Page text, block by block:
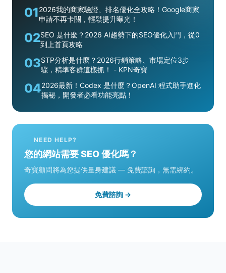
012026我的商家驗證、排名優化全攻略！Google商家
申請不再卡關，輕鬆提升曝光！
02SEO 是什麼？2026 AI趨勢下的SEO優化入門，從0
到上首頁攻略
03STP分析是什麼？2026行銷策略、市場定位3步
驟，精準客群這樣抓！ - KPN奇寶
042026最新！Codex 是什麼？OpenAI 程式助手進化
揭秘，開發者必看功能亮點！
NEED HELP?
您的網站需要 SEO 優化嗎？
奇寶顧問將為您提供量身建議 — 免費諮詢，無需綁約。
免費諮詢 →